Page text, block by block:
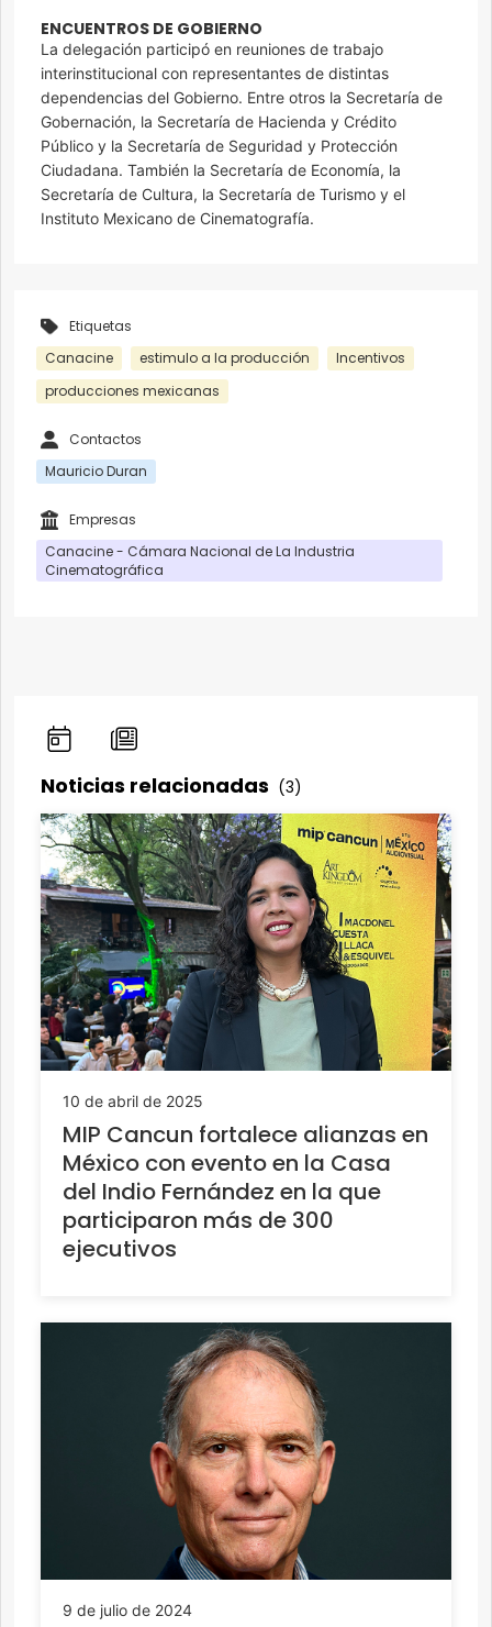
ENCUENTROS DE GOBIERNO
La delegación participó en reuniones de trabajo
interinstitucional con representantes de distintas
dependencias del Gobierno. Entre otros la Secretaría de
Gobernación, la Secretaría de Hacienda y Crédito
Público y la Secretaría de Seguridad y Protección
Ciudadana. También la Secretaría de Economía, la
Secretaría de Cultura, la Secretaría de Turismo y el
Instituto Mexicano de Cinematografía.
Etiquetas
Canacine
estimulo a la producción
Incentivos
producciones mexicanas
Contactos
Mauricio Duran
Empresas
Canacine - Cámara Nacional de La Industria
Cinematográfica
Noticias relacionadas (3)
10 de abril de 2025
MIP Cancun fortalece alianzas en
México con evento en la Casa
del Indio Fernández en la que
participaron más de 300
ejecutivos
9 de julio de 2024